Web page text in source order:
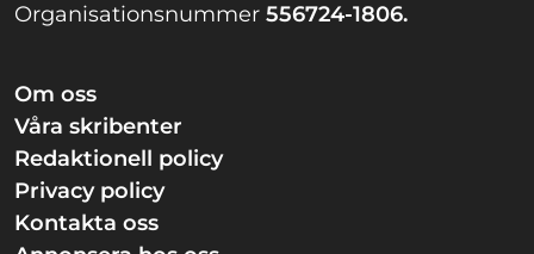
Organisationsnummer 556724-1806.
Om oss
Våra skribenter
Redaktionell policy
Privacy policy
Kontakta oss